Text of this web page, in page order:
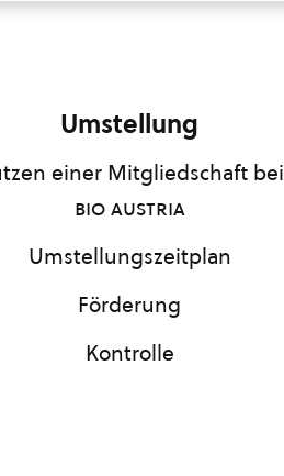
Umstellung
einer Mitgliedschaft bei
bio austria
Umstellungszeitplan
Förderung
Kontrolle